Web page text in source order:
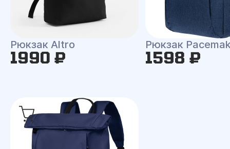
Рюкзак Altro
1990 ₽
Рюкзак
1598 ₽